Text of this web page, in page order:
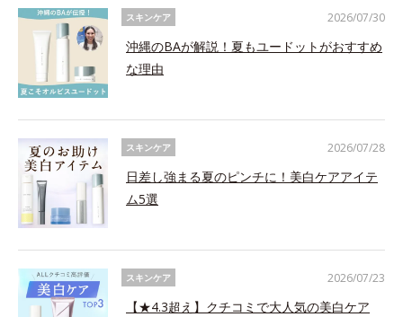
スキンケア
沖縄のBAが解説！夏もユードットがおすすめ
な理由
2026/07/30
スキンケア
日差し強まる夏のピンチに！美白ケアアイテ
ム5選
2026/07/28
スキンケア
【★4.3超え】クチコミで大人気の美白ケア
2026/07/23